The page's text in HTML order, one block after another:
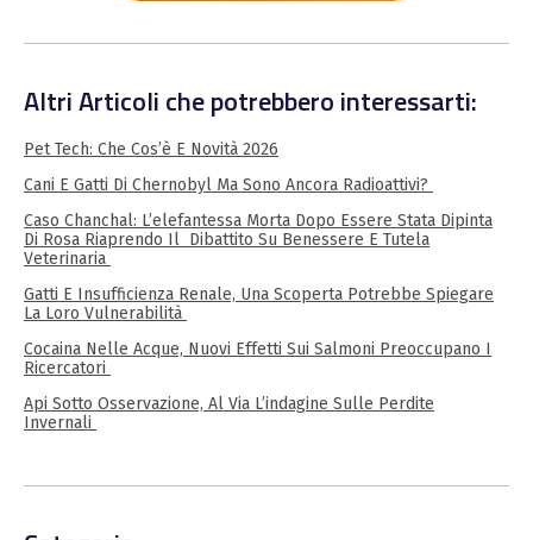
Altri Articoli che potrebbero interessarti:
Pet Tech: Che Cos’è E Novità 2026
Cani E Gatti Di Chernobyl Ma Sono Ancora Radioattivi?
Caso Chanchal: L’elefantessa Morta Dopo Essere Stata Dipinta
Di Rosa Riaprendo Il Dibattito Su Benessere E Tutela
Veterinaria
Gatti E Insufficienza Renale, Una Scoperta Potrebbe Spiegare
La Loro Vulnerabilità
Cocaina Nelle Acque, Nuovi Effetti Sui Salmoni Preoccupano I
Ricercatori
Api Sotto Osservazione, Al Via L’indagine Sulle Perdite
Invernali